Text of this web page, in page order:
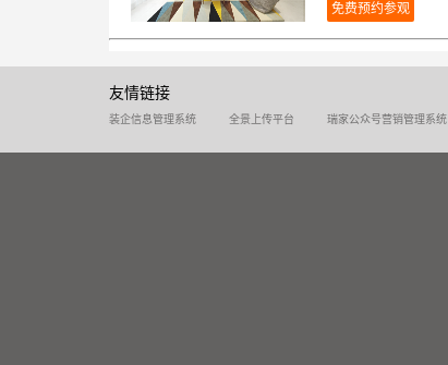
免费预约参观
友情链接
装企信息管理系统 全景上传平台 瑞家公众号营销管理系统